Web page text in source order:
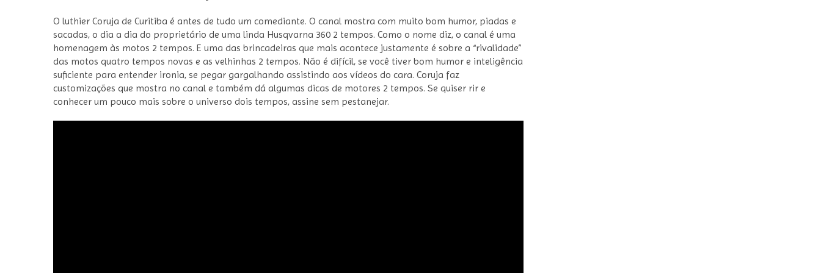
O luthier Coruja de Curitiba é antes de tudo um comediante. O canal mostra com muito bom humor, piadas e
sacadas, o dia a dia do proprietário de uma linda Husqvarna 360 2 tempos. Como o nome diz, o canal é uma
homenagem às motos 2 tempos. E uma das brincadeiras que mais acontece justamente é sobre a “rivalidade”
das motos quatro tempos novas e as velhinhas 2 tempos. Não é difícil, se você tiver bom humor e inteligência
suficiente para entender ironia, se pegar gargalhando assistindo aos vídeos do cara. Coruja faz
customizações que mostra no canal e também dá algumas dicas de motores 2 tempos. Se quiser rir e
conhecer um pouco mais sobre o universo dois tempos, assine sem pestanejar.